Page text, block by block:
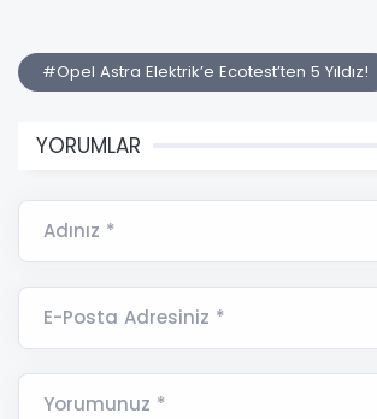
#Opel Astra Elektrik’e Ecotest’ten 5 Yıldız!
YORUMLAR
Adınız *
E-Posta Adresiniz *
Yorumunuz *